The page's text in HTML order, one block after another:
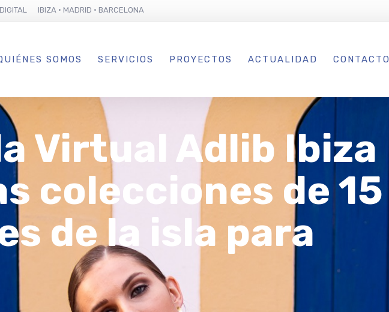
IBIZA · MADRID · BARCELONA
SOMOS SERVICIOS PROYECTOS ACTUALIDAD CONTACTO
Virtual Adlib Ibiza
colecciones de 15
de la isla para